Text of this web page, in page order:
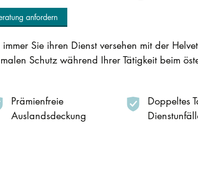
anfordern
Sie ihren Dienst versehen mit der
Schutz während Ihrer Tätigkeit beim
Prämienfreie
Auslandsdeckung
Doppeltes